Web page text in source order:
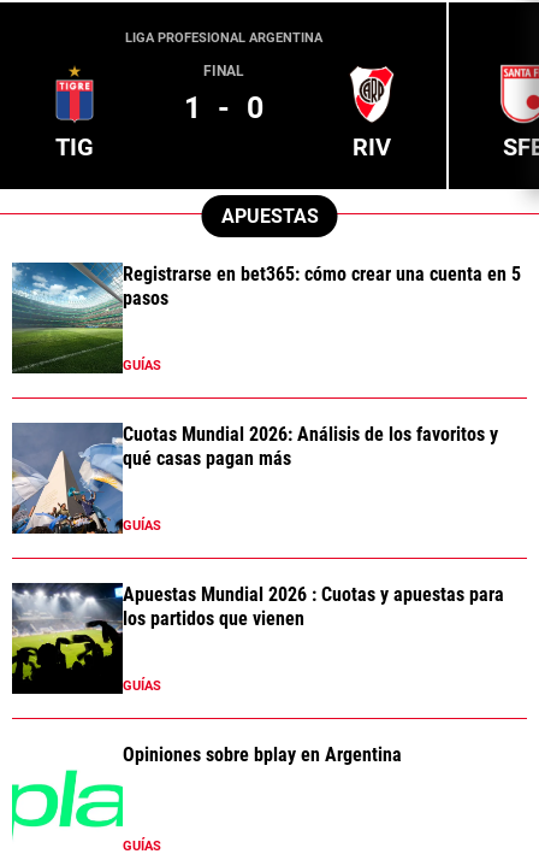
LIGA PROFESIONAL ARGENTINA
TIG
FINAL
1 - 0
RIV
APUESTAS
Registrarse en bet365: cómo crear una cuenta en 5
pasos
GUÍAS
Cuotas Mundial 2026: Análisis de los favoritos y
qué casas pagan más
GUÍAS
Apuestas Mundial 2026 : Cuotas y apuestas para
los partidos que vienen
GUÍAS
Opiniones sobre bplay en Argentina
GUÍAS